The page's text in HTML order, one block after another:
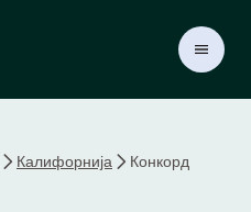
Калифорнија Конкорд